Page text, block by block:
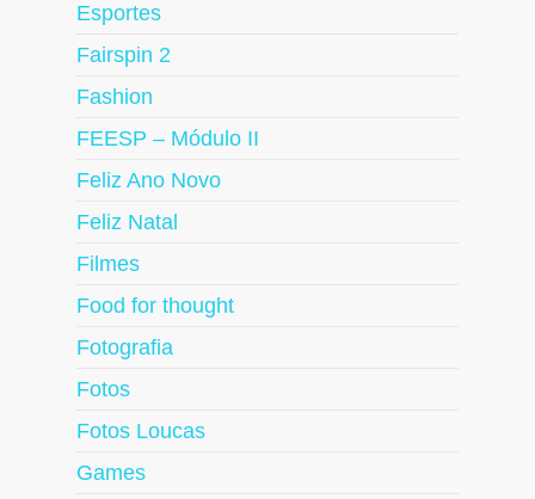
Esportes
Fairspin 2
Fashion
FEESP – Módulo II
Feliz Ano Novo
Feliz Natal
Filmes
Food for thought
Fotografia
Fotos
Fotos Loucas
Games